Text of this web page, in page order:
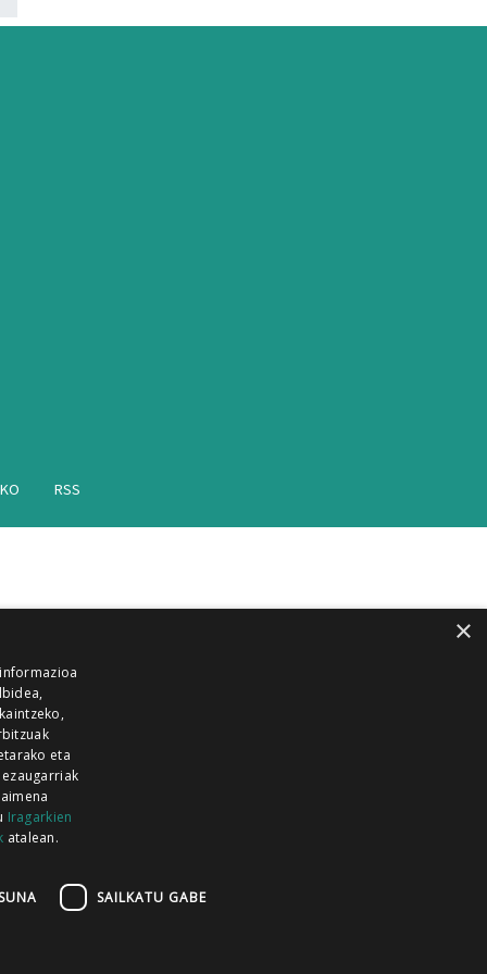
RSS
GUKA
GUKA
ZUMAIA GUKA
×
eta
Iragarkien
atalean.
SAILKATU GABE